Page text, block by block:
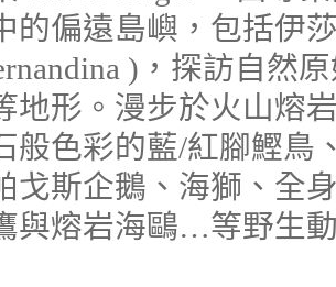
的偏遠島嶼，包括伊
)，探訪自然
地形。漫步於火山熔
般色彩的藍/紅腳鰹鳥
戈斯企鵝、海獅、全
與熔岩海鷗…等野生